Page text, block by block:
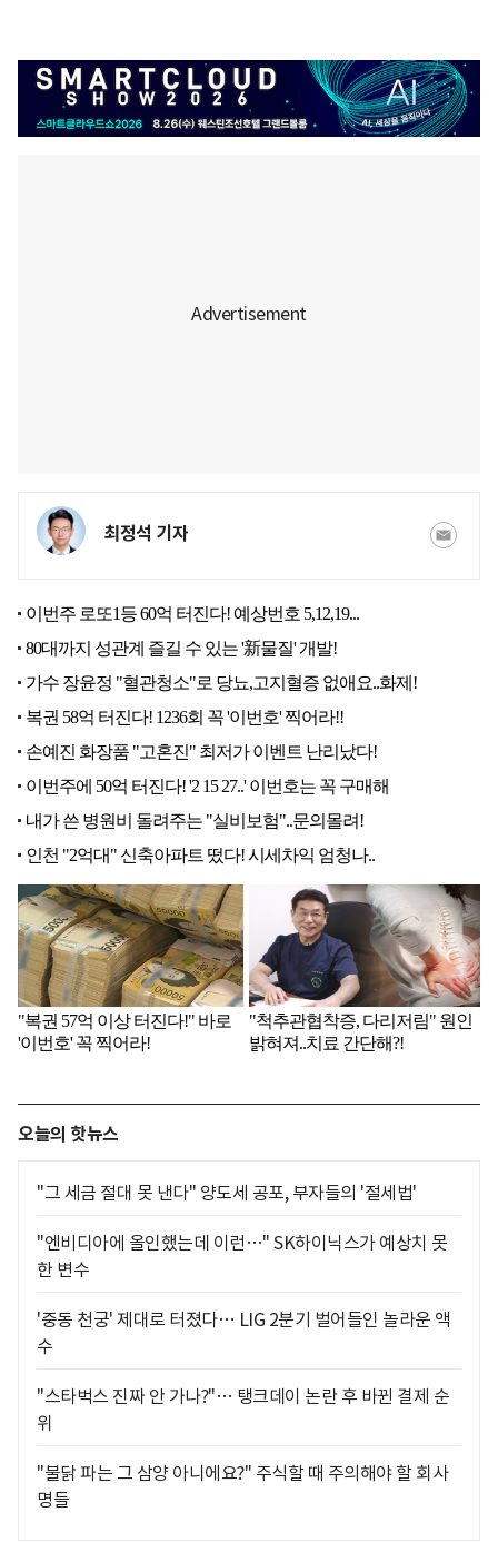
최정석 기자
오늘의 핫뉴스
"그 세금 절대 못 낸다" 양도세 공포, 부자들의 '절세법'
"엔비디아에 올인했는데 이런…" SK하이닉스가 예상치 못
한 변수
'중동 천궁' 제대로 터졌다… LIG 2분기 벌어들인 놀라운 액
수
"스타벅스 진짜 안 가나?"… 탱크데이 논란 후 바뀐 결제 순
위
"불닭 파는 그 삼양 아니에요?" 주식할 때 주의해야 할 회사
명들